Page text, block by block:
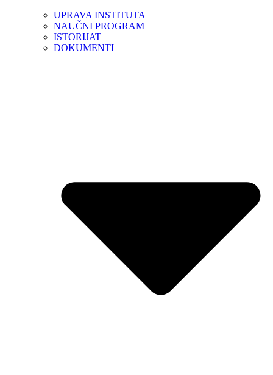
UPRAVA INSTITUTA
NAUČNI PROGRAM
ISTORIJAT
DOKUMENTI